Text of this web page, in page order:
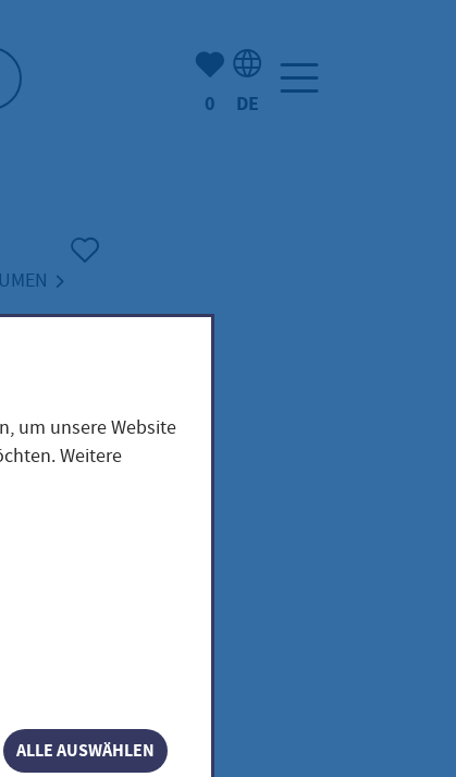
Anzahl der gemerkten
0 DE
um unsere Website
Weitere
ALLE AUSWÄHLEN